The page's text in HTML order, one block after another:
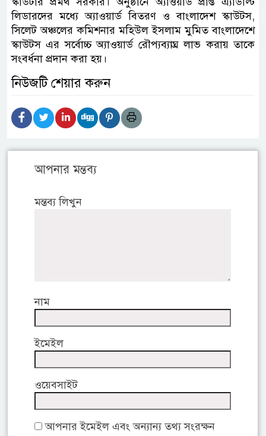
লিডারদের মধ্যে অ্যাওয়ার্ড বিতরণ ও বাংলাদেশ স্কাউটস,
সিলেট অঞ্চলের কমিশনার মহিউল ইসলাম মুমিত বাংলাদেশে
স্কাউটস এর সর্বোচ্চ অ্যাওয়ার্ড রৌপ্যব্যাঘ্র লাভ করায় তাকে
সংবর্ধনা প্রদান করা হয়।
নিউজটি শেয়ার করুন
আপনার মন্তব্য
মন্তব্য লিখুন
নাম
ইমেইল
ওয়েবসাইট
আপনার ইমেইল এবং অন্যান্য তথ্য সংরক্ষন